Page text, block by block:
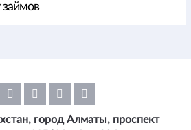
займов
город Алматы, проспект